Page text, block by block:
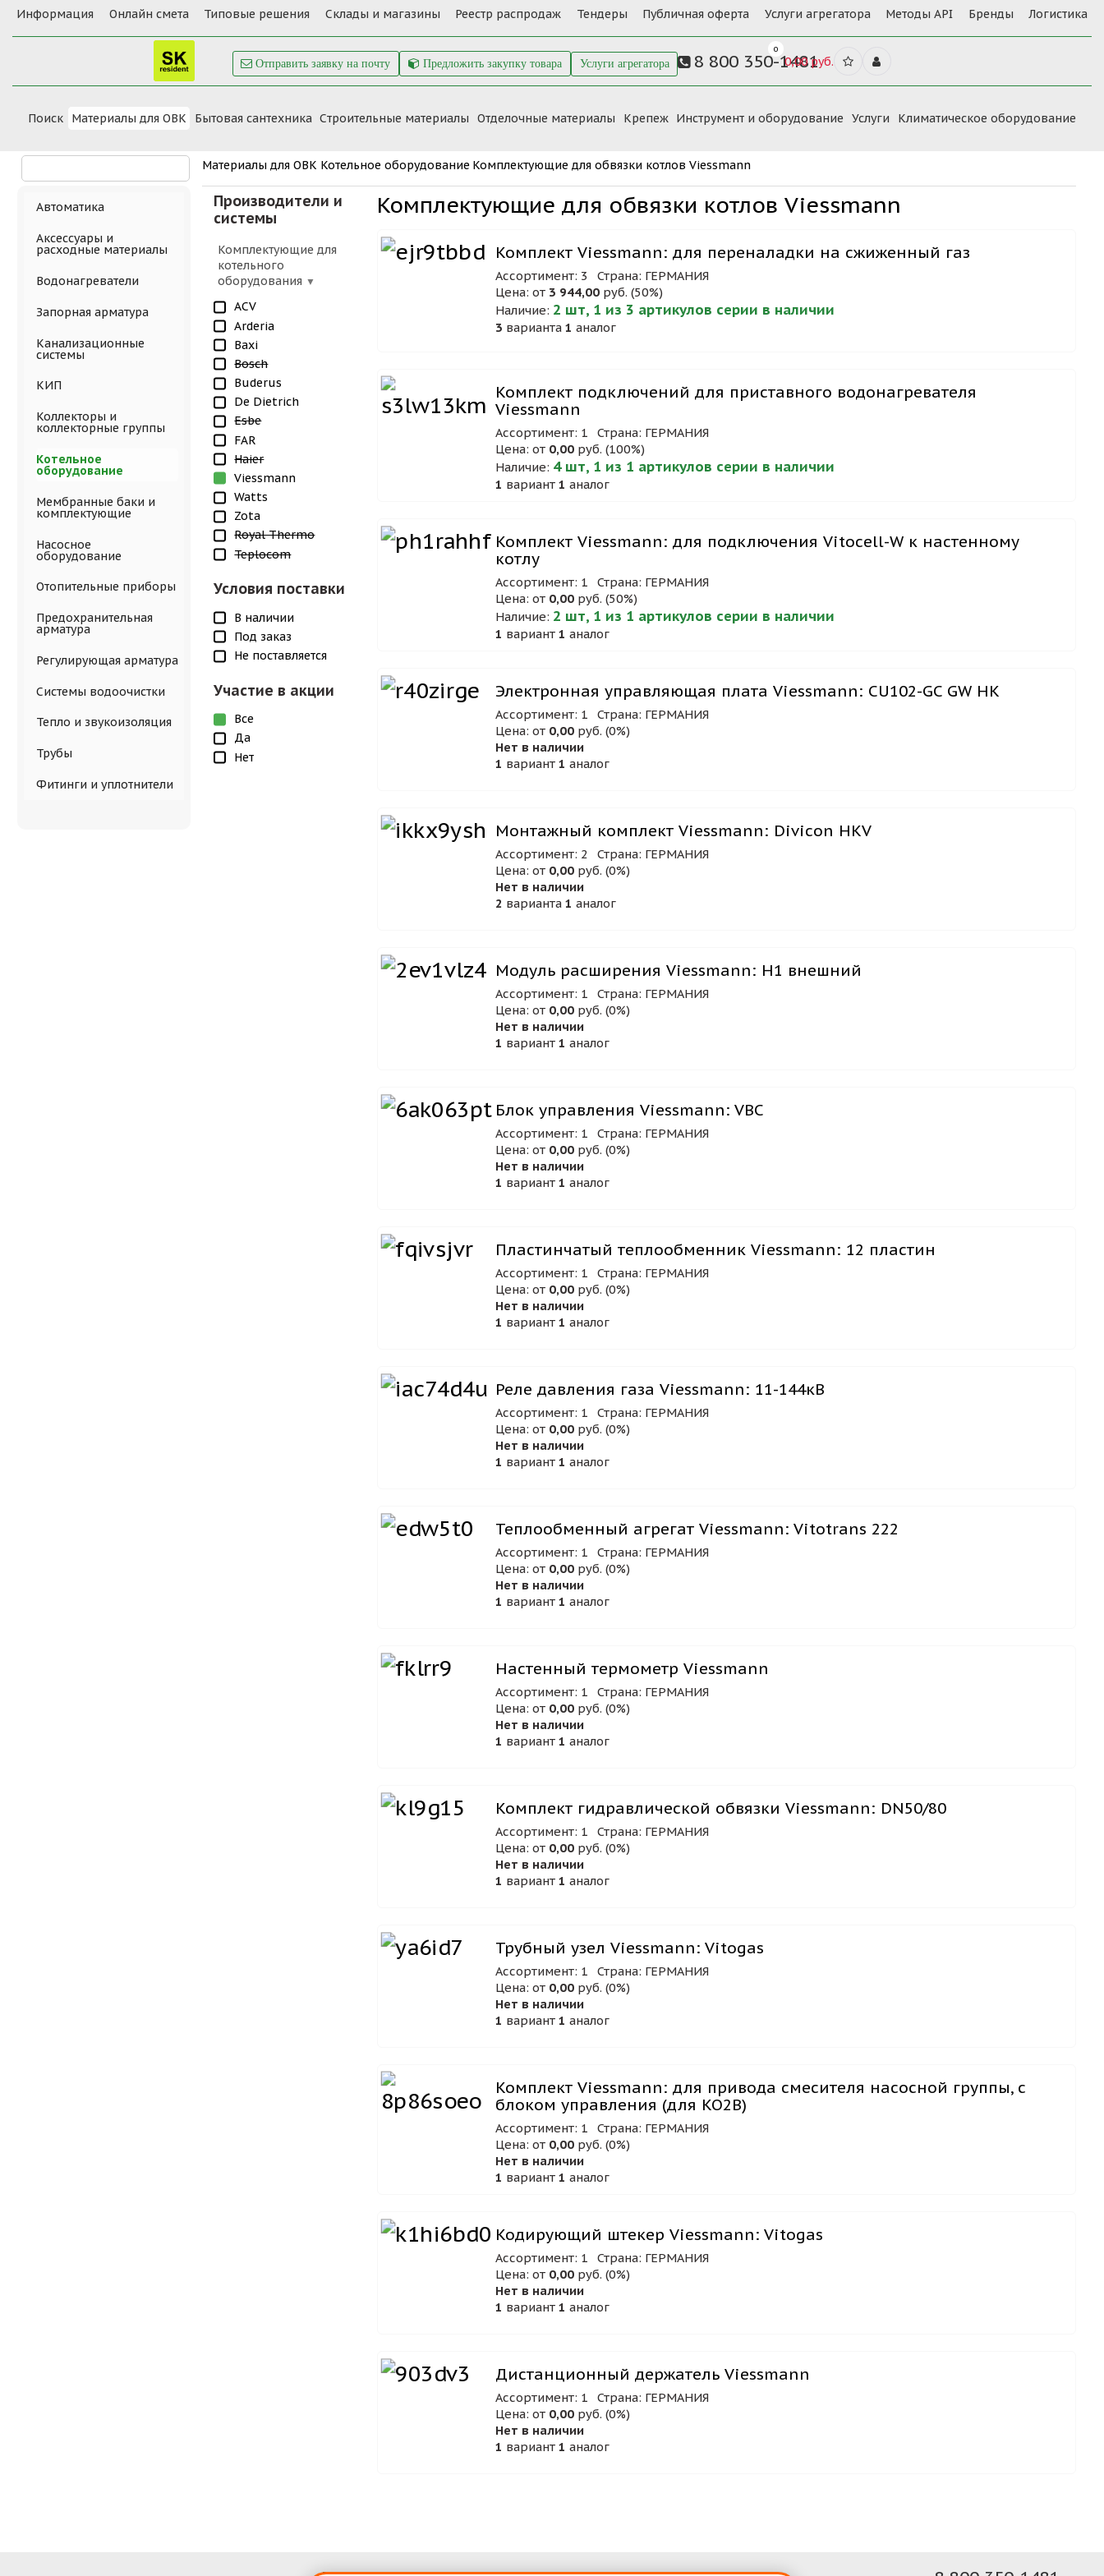
Информация Онлайн смета Типовые решения Склады и магазины Реестр распродаж Тендеры Публичная оферта Услуги агрегатора Методы API Бренды Логистика
Отправить заявку на почту Предложить закупку товара Услуги агрегатора 8 800 350-1481
0
0,00 руб.
Поиск Материалы для ОВК Бытовая сантехника Cтроительные материалы Отделочные материалы Крепеж Инструмент и оборудование Услуги Климатическое оборудование
Материалы для ОВК Котельное оборудование Комплектующие для обвязки котлов Viessmann
Производители и
системы
Комплектующие для
котельного
оборудования
ACV
Arderia
Baxi
Bosch
Buderus
De Dietrich
Esbe
FAR
Haier
Viessmann
Watts
Zota
Royal Thermo
Teplocom
Условия поставки
В наличии
Под заказ
Не поставляется
Участие в акции
Все
Да
Нет
Комплектующие для обвязки котлов Viessmann
Комплект Viessmann: для переналадки на сжиженный газ
Ассортимент: 3
Страна: ГЕРМАНИЯ
Цена: от 3 944,00 руб. (50%)
Наличие: 2 шт, 1 из 3 артикулов серии в наличии
3 варианта1 аналог
Комплект подключений для приставного водонагревателя
Viessmann
Ассортимент: 1
Страна: ГЕРМАНИЯ
Цена: от 0,00 руб. (100%)
Наличие: 4 шт, 1 из 1 артикулов серии в наличии
1 вариант1 аналог
Комплект Viessmann: для подключения Vitocell-W к настенному
котлу
Ассортимент: 1
Страна: ГЕРМАНИЯ
Цена: от 0,00 руб. (50%)
Наличие: 2 шт, 1 из 1 артикулов серии в наличии
1 вариант1 аналог
Электронная управляющая плата Viessmann: CU102-GC GW HK
Ассортимент: 1
Страна: ГЕРМАНИЯ
Цена: от 0,00 руб. (0%)
Нет в наличии
1 вариант1 аналог
Монтажный комплект Viessmann: Divicon HKV
Ассортимент: 2
Страна: ГЕРМАНИЯ
Цена: от 0,00 руб. (0%)
Нет в наличии
2 варианта1 аналог
Модуль расширения Viessmann: Н1 внешний
Ассортимент: 1
Страна: ГЕРМАНИЯ
Цена: от 0,00 руб. (0%)
Нет в наличии
1 вариант1 аналог
Блок управления Viessmann: VBC
Ассортимент: 1
Страна: ГЕРМАНИЯ
Цена: от 0,00 руб. (0%)
Нет в наличии
1 вариант1 аналог
Пластинчатый теплообменник Viessmann: 12 пластин
Ассортимент: 1
Страна: ГЕРМАНИЯ
Цена: от 0,00 руб. (0%)
Нет в наличии
1 вариант1 аналог
Реле давления газа Viessmann: 11-144кВ
Ассортимент: 1
Страна: ГЕРМАНИЯ
Цена: от 0,00 руб. (0%)
Нет в наличии
1 вариант1 аналог
Теплообменный агрегат Viessmann: Vitotrans 222
Ассортимент: 1
Страна: ГЕРМАНИЯ
Цена: от 0,00 руб. (0%)
Нет в наличии
1 вариант1 аналог
Настенный термометр Viessmann
Ассортимент: 1
Страна: ГЕРМАНИЯ
Цена: от 0,00 руб. (0%)
Нет в наличии
1 вариант1 аналог
Комплект гидравлической обвязки Viessmann: DN50/80
Ассортимент: 1
Страна: ГЕРМАНИЯ
Цена: от 0,00 руб. (0%)
Нет в наличии
1 вариант1 аналог
Трубный узел Viessmann: Vitogas
Ассортимент: 1
Страна: ГЕРМАНИЯ
Цена: от 0,00 руб. (0%)
Нет в наличии
1 вариант1 аналог
Комплект Viessmann: для привода смесителя насосной группы, с
блоком управления (для KO2B)
Ассортимент: 1
Страна: ГЕРМАНИЯ
Цена: от 0,00 руб. (0%)
Нет в наличии
1 вариант1 аналог
Кодирующий штекер Viessmann: Vitogas
Ассортимент: 1
Страна: ГЕРМАНИЯ
Цена: от 0,00 руб. (0%)
Нет в наличии
1 вариант1 аналог
Дистанционный держатель Viessmann
Ассортимент: 1
Страна: ГЕРМАНИЯ
Цена: от 0,00 руб. (0%)
Нет в наличии
1 вариант1 аналог
Автоматика
Аксессуары и
расходные материалы
Водонагреватели
Запорная арматура
Канализационные
системы
КИП
Коллекторы и
коллекторные группы
Котельное
оборудование
Мембранные баки и
комплектующие
Насосное
оборудование
Отопительные приборы
Предохранительная
арматура
Регулирующая арматура
Системы водоочистки
Тепло и звукоизоляция
Трубы
Фитинги и уплотнители